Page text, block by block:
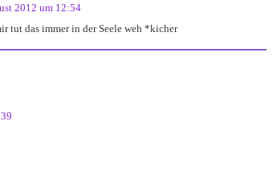
2012 um 12:54
tut das immer in der Seele weh *kicher